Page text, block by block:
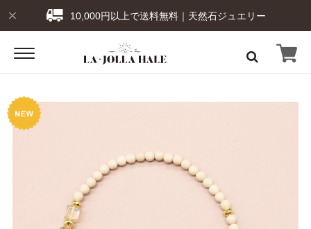
10,000円以上で送料無料｜天然石ジュエリー